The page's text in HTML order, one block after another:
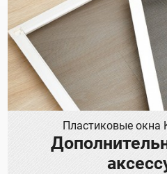
Пластиковые окна